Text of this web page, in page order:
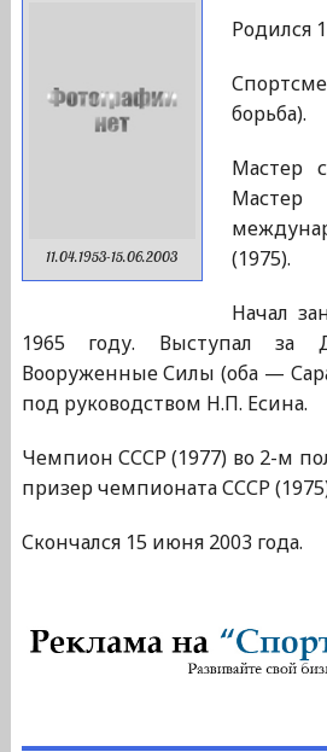
11.04.1953-15.06.2003
Родился
борьба).
Мастер
(1975).
Начал
1965 году. Выступал за
Вооруженные Силы (оба —
под руководством Н.П. Есина.
Чемпион СССР (1977) во 2-м
призер чемпионата СССР
Скончался 15 июня 2003 года.